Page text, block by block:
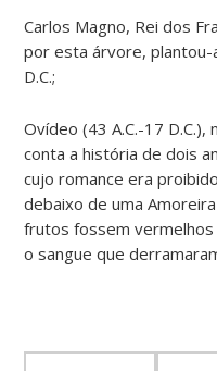
Carlos Magno, Rei dos
por esta árvore,
D.C.;
Ovídeo (43 A.C.-17
conta a história de dois
cujo romance era
debaixo de uma
frutos fossem
o sangue que